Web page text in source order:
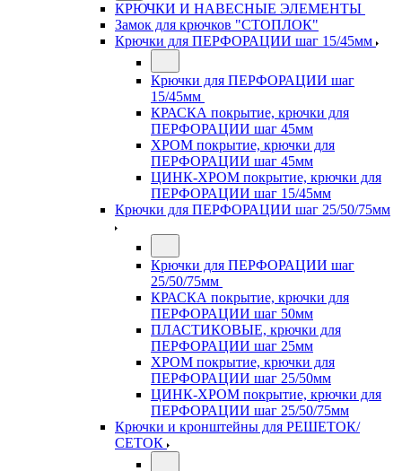
КРЮЧКИ И НАВЕСНЫЕ ЭЛЕМЕНТЫ
Замок для крючков "СТОПЛОК"
Крючки для ПЕРФОРАЦИИ шаг 15/45мм
Крючки для ПЕРФОРАЦИИ шаг
15/45мм
КРАСКА покрытие, крючки для
ПЕРФОРАЦИИ шаг 45мм
ХРОМ покрытие, крючки для
ПЕРФОРАЦИИ шаг 45мм
ЦИНК-ХРОМ покрытие, крючки для
ПЕРФОРАЦИИ шаг 15/45мм
Крючки для ПЕРФОРАЦИИ шаг 25/50/75мм
Крючки для ПЕРФОРАЦИИ шаг
25/50/75мм
КРАСКА покрытие, крючки для
ПЕРФОРАЦИИ шаг 50мм
ПЛАСТИКОВЫЕ, крючки для
ПЕРФОРАЦИИ шаг 25мм
ХРОМ покрытие, крючки для
ПЕРФОРАЦИИ шаг 25/50мм
ЦИНК-ХРОМ покрытие, крючки для
ПЕРФОРАЦИИ шаг 25/50/75мм
Крючки и кронштейны для РЕШЕТОК/
СЕТОК